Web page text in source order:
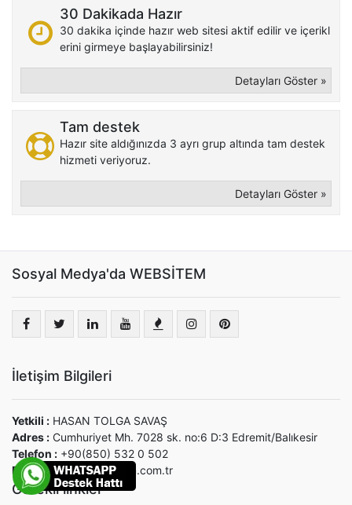
30 Dakikada Hazır
30 dakika içinde hazır web sitesi aktif edilir ve içerikl
erini girmeye başlayabilirsiniz!
Detayları Göster »
Tam destek
Hazır site aldığınızda 3 ayrı grup altında tam destek
hizmeti veriyoruz.
Detayları Göster »
Sosyal Medya'da WEBSİTEM
İletişim Bilgileri
Yetkili : HASAN TOLGA SAVAŞ
Adres : Cumhuriyet Mh. 7028 sk. no:6 D:3 Edremit/Balıkesir
Telefon : +90(850) 532 0 502
E-Mail : bilgi@websitem.com.tr
Gerekli linkler